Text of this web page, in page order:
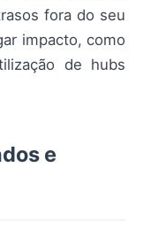
fora do seu
impacto, como
de hubs
e